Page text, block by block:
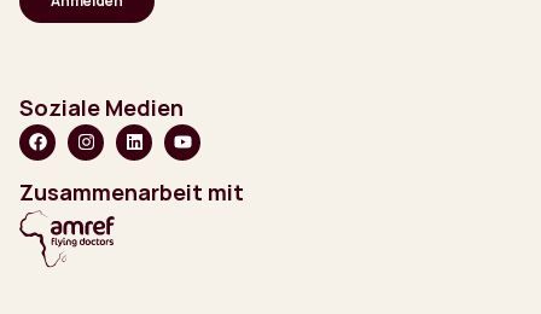
Soziale Medien
Zusammenarbeit mit